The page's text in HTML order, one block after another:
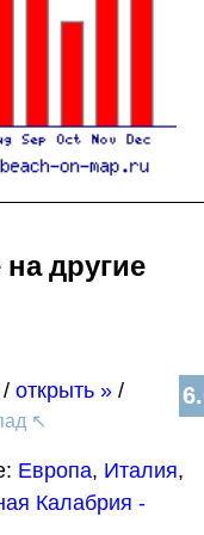
другие
/ открыть » /
↖
Европа, Италия,
Калабрия -